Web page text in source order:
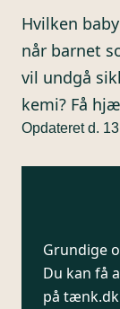
Hvilken
når barnet
vil undgå
kemi? Få
Opdateret d.
Grundige
Du kan få
på tænk.dk